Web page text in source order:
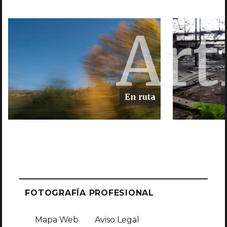
En ruta
FOTOGRAFÍA PROFESIONAL
Mapa Web Aviso Legal